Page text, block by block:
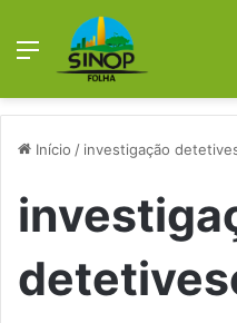
Menu
Início / investigação